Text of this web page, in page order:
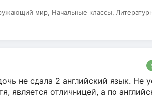
мир, Начальные классы,
не сдала 2 английский язык. Не
является отличницей, а по